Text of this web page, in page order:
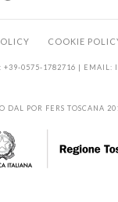
COOKIE
+39-0575-1782716 | EMAIL:
DAL POR FERS TOSCANA